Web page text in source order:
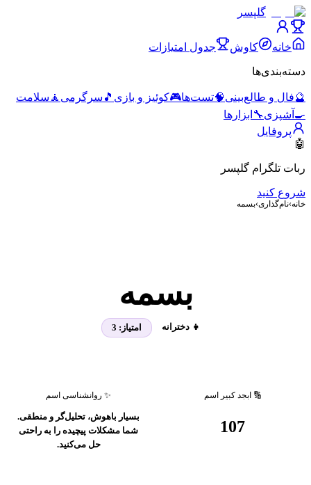
گلپسر
خانه کاوش جدول امتیازات
دسته‌بندی‌ها
🔮فال و طالع‌بینی🧠تست‌ها🎮کوئیز و بازی 🎵 سرگرمی 🧘 سلامت
🍳 آشپزی🔧 ابزارها
پروفایل
🤖
ربات تلگرام گلپسر
شروع کنید
خانه›نام‌گذاری›بسمه
بسمه
👧 دخترانه امتیاز: 3
🔢 ابجد کبیر اسم
107
✨ روانشناسی اسم
بسیار باهوش، تحلیل‌گر و منطقی.
شما مشکلات پیچیده را به راحتی
حل می‌کنید.